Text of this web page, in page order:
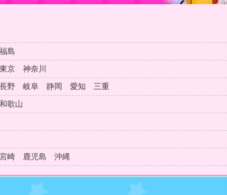
島
神奈川
野 岐阜 静岡 愛知 三重
歌山
崎 鹿児島 沖縄